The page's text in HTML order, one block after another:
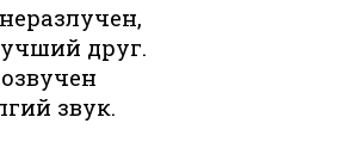
друг.
звук.